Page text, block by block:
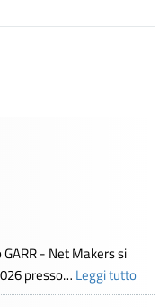
- Net Makers si
presso… Leggi tutto